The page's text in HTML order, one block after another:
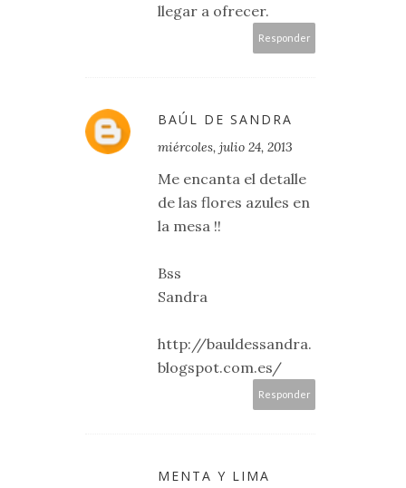
llegar a ofrecer.
Responder
BAÚL DE SANDRA
miércoles, julio 24, 2013
Me encanta el detalle
de las flores azules en
la mesa !!
Bss
Sandra
http://bauldessandra.
blogspot.com.es/
Responder
MENTA Y LIMA